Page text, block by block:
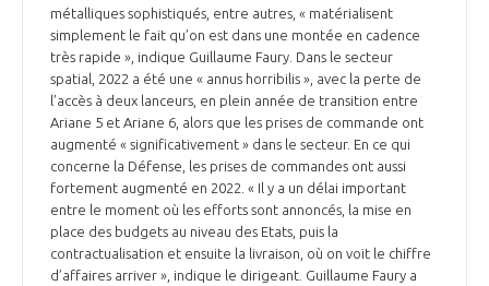
métalliques sophistiqués, entre autres, « matérialisent
simplement le fait qu’on est dans une montée en cadence
très rapide », indique Guillaume Faury. Dans le secteur
spatial, 2022 a été une « annus horribilis », avec la perte de
l’accès à deux lanceurs, en plein année de transition entre
Ariane 5 et Ariane 6, alors que les prises de commande ont
augmenté « significativement » dans le secteur. En ce qui
concerne la Défense, les prises de commandes ont aussi
fortement augmenté en 2022. « Il y a un délai important
entre le moment où les efforts sont annoncés, la mise en
place des budgets au niveau des Etats, puis la
contractualisation et ensuite la livraison, où on voit le chiffre
d’affaires arriver », indique le dirigeant. Guillaume Faury a